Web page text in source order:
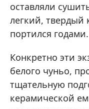
оставляли
легкий, твердый
портился годами.
Конкретно эти
белого чуньо,
тщательную
керамической